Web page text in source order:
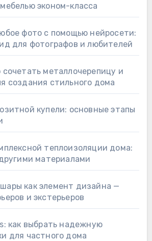
эконом-класса
фото с помощью нейросети:
для фотографов и любителей
сочетать металлочерепицу и
создания стильного дома
купели: основные этапы
теплоизоляции дома:
материалами
как элемент дизайна —
и экстерьеров
как выбрать надежную
для частного дома